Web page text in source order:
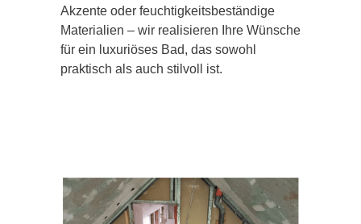
Akzente oder feuchtigkeitsbeständige
Materialien – wir realisieren Ihre Wünsche
für ein luxuriöses Bad, das sowohl
praktisch als auch stilvoll ist.